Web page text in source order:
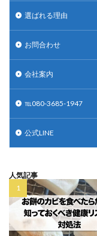
選ばれる理由
お問合わせ
会社案内
℡080-3685-1947
公式LINE
人気記事